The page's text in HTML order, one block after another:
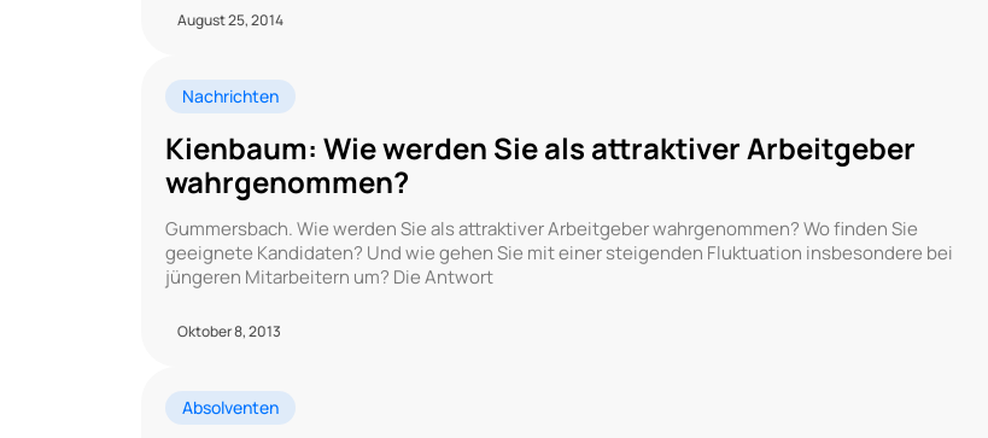
August 25, 2014
Nachrichten
Kienbaum: Wie werden Sie als attraktiver Arbeitgeber
wahrgenommen?
Gummersbach. Wie werden Sie als attraktiver Arbeitgeber wahrgenommen? Wo finden Sie
geeignete Kandidaten? Und wie gehen Sie mit einer steigenden Fluktuation insbesondere bei
jüngeren Mitarbeitern um? Die Antwort
Oktober 8, 2013
Absolventen